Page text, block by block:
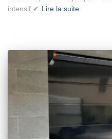
intensif ✔ Lire la suite